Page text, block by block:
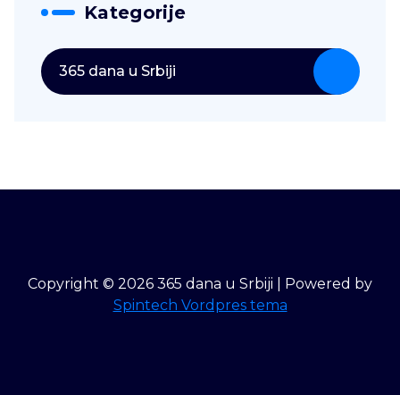
Kategorije
365 dana u Srbiji
Copyright © 2026 365 dana u Srbiji | Powered by
Spintech Vordpres tema